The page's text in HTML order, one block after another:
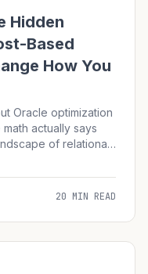
Hidden
Based
How You
Oracle optimization
actually says
of relational
20 MIN READ